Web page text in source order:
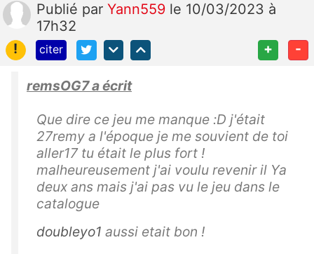
Publié par Yann559 le 10/03/2023 à
17h32
!
citer + -
remsOG7 a écrit
Que dire ce jeu me manque :D j'était
27remy a l'époque je me souvient de toi
aller17 tu était le plus fort !
malheureusement j'ai voulu revenir il Ya
deux ans mais j'ai pas vu le jeu dans le
catalogue
doubleyo1 aussi etait bon !